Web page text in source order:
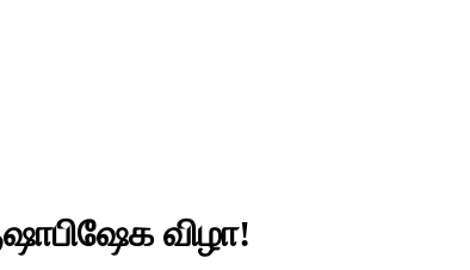
விழா!